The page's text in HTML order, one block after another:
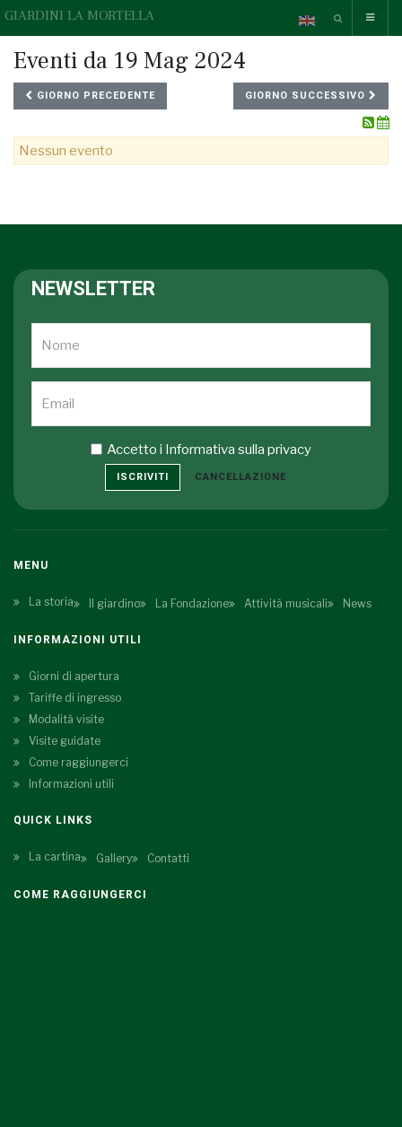
GIARDINI LA MORTELLA
Eventi da 19 Mag 2024
GIORNO PRECEDENTE GIORNO SUCCESSIVO
Nessun evento
NEWSLETTER
Accetto i Informativa sulla privacy
ISCRIVITI CANCELLAZIONE
MENU
La storia Il giardino La Fondazione Attività musicali News
INFORMAZIONI UTILI
Giorni di apertura
Tariffe di ingresso
Modalità visite
Visite guidate
Come raggiungerci
Informazioni utili
QUICK LINKS
La cartina Gallery Contatti
COME RAGGIUNGERCI